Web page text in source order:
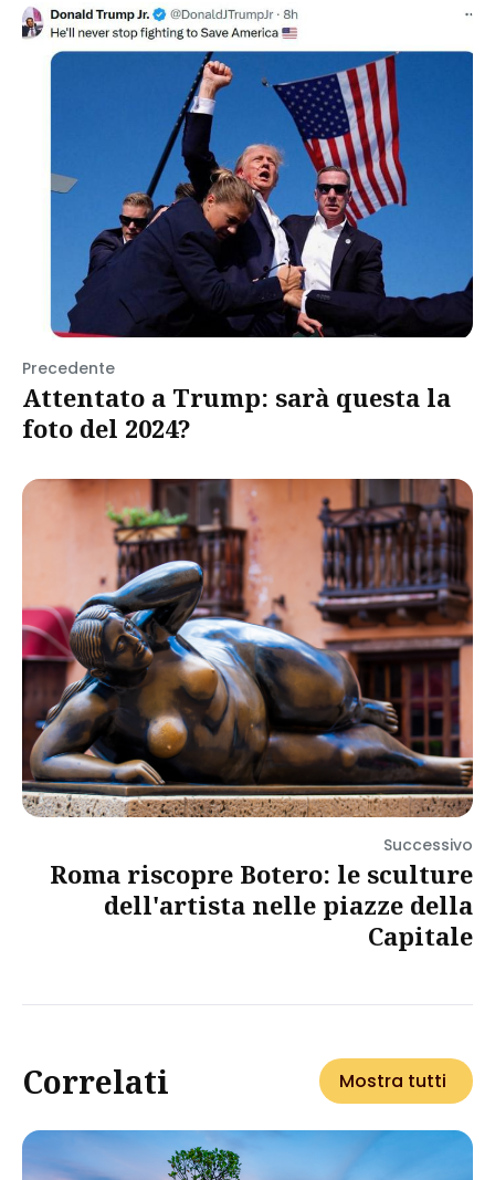
Precedente
Attentato a Trump: sarà questa la
foto del 2024?
Successivo
Roma riscopre Botero: le sculture
dell'artista nelle piazze della
Capitale
Correlati Mostra tutti